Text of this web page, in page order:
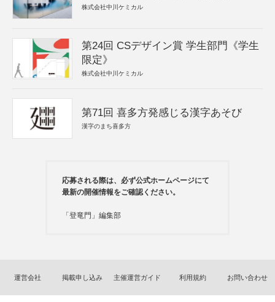
株式会社中川ケミカル
第24回 CSデザイン賞 学生部門《学生
限定》
株式会社中川ケミカル
第71回 喜多方発感じる漢字あそび
漢字のまち喜多方
応募される際は、必ず公式ホームページにて
最新の開催情報をご確認ください。
「登竜門」編集部
運営会社 掲載申し込み 主催運営ガイド 利用規約 お問い合わせ